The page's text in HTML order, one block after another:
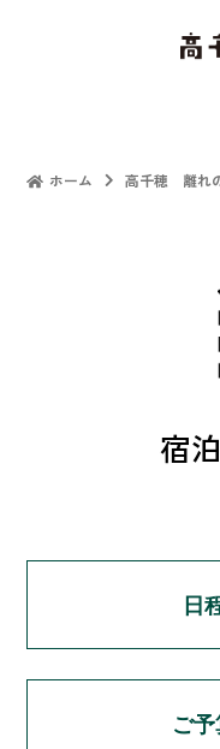
ホーム 高千穂 離れ
宿
日
ご